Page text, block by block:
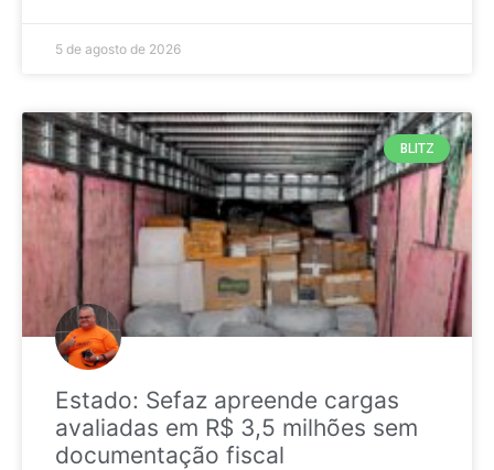
5 de agosto de 2026
BLITZ
Estado: Sefaz apreende cargas
avaliadas em R$ 3,5 milhões sem
documentação fiscal